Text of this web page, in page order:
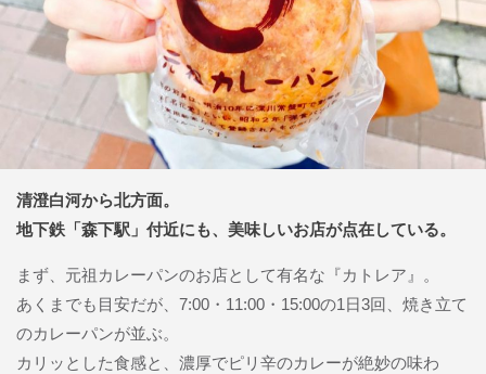
清澄白河から北方面。
地下鉄「森下駅」付近にも、美味しいお店が点在している。
まず、元祖カレーパンのお店として有名な『カトレア』。
あくまでも目安だが、7:00・11:00・15:00の1日3回、焼き立て
のカレーパンが並ぶ。
カリッとした食感と、濃厚でピリ辛のカレーが絶妙の味わ